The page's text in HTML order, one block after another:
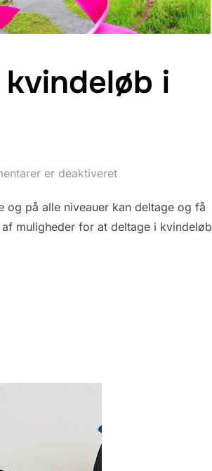
i
er deaktiveret
på alle niveauer kan deltage og få
muligheder for at deltage i kvindeløb